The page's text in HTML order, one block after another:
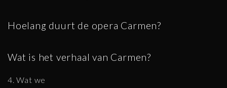
Hoelang duurt de opera Carmen?
Wat is het verhaal van Carmen?
4. Wat we